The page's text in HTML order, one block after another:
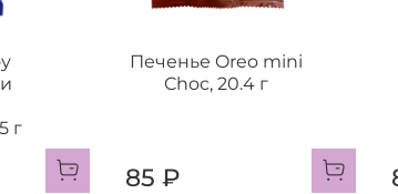
г
Печенье Oreo mini
Choc, 20.4 г
85 ₽